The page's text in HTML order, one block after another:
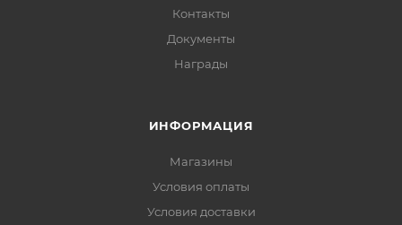
Контакты
Документы
Награды
ИНФОРМАЦИЯ
Магазины
Условия оплаты
Условия доставки